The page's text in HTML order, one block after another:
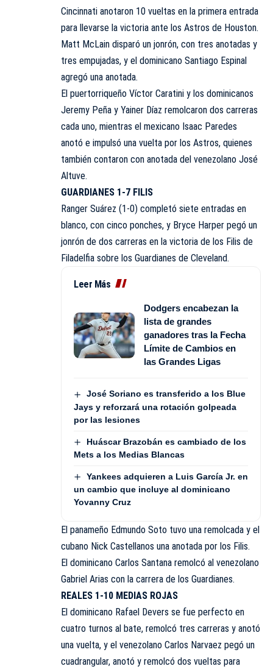
Cincinnati anotaron 10 vueltas en la primera entrada
para llevarse la victoria ante los Astros de Houston.
Matt McLain disparó un jonrón, con tres anotadas y
tres empujadas, y el dominicano Santiago Espinal
agregó una anotada.
El puertorriqueño Víctor Caratini y los dominicanos
Jeremy Peña y Yainer Díaz remolcaron dos carreras
cada uno, mientras el mexicano Isaac Paredes
anotó e impulsó una vuelta por los Astros, quienes
también contaron con anotada del venezolano José
Altuve.
GUARDIANES 1-7 FILIS
Ranger Suárez (1-0) completó siete entradas en
blanco, con cinco ponches, y Bryce Harper pegó un
jonrón de dos carreras en la victoria de los Filis de
Filadelfia sobre los Guardianes de Cleveland.
Leer Más
Dodgers encabezan la
lista de grandes
ganadores tras la Fecha
Límite de Cambios en
las Grandes Ligas
José Soriano es transferido a los Blue
Jays y reforzará una rotación golpeada
por las lesiones
Huáscar Brazobán es cambiado de los
Mets a los Medias Blancas
Yankees adquieren a Luis García Jr. en
un cambio que incluye al dominicano
Yovanny Cruz
El panameño Edmundo Soto tuvo una remolcada y el
cubano Nick Castellanos una anotada por los Filis.
El dominicano Carlos Santana remolcó al venezolano
Gabriel Arias con la carrera de los Guardianes.
REALES 1-10 MEDIAS ROJAS
El dominicano Rafael Devers se fue perfecto en
cuatro turnos al bate, remolcó tres carreras y anotó
una vuelta, y el venezolano Carlos Narvaez pegó un
cuadrangular, anotó y remolcó dos vueltas para